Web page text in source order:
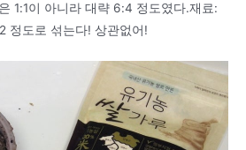
1:1이 아니라 대략 6:4 정도였다.재료:
정도로 섞는다! 상관없어!